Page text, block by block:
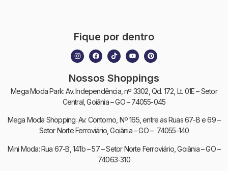
Fique por dentro
Nossos Shoppings
Mega Moda Park: Av. Independência, nº 3302, Qd. 172, Lt. 01E – Setor
Central, Goiânia – GO – 74055-045
Mega Moda Shopping: Av. Contorno, Nº 165, entre as Ruas 67-B e 69 –
Setor Norte Ferroviário, Goiânia – GO – 74055-140
Mini Moda: Rua 67-B, 141b – 57 – Setor Norte Ferroviário, Goiânia – GO –
74063-310